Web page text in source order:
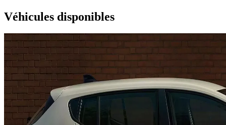
Véhicules disponibles